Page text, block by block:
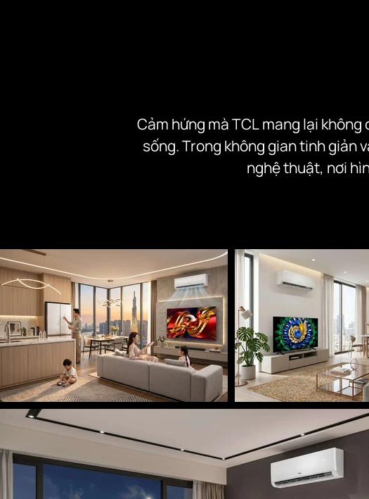
Cảm hứng mà TCL mang lại
sống. Trong không gian tinh giản
nghệ thuật, nơi